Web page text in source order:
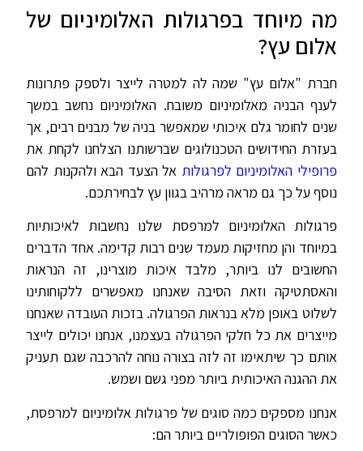
מה מיוחד בפרגולות האלומיניום של
אלום עץ?
חברת "אלום עץ" שמה לה למטרה לייצר ולספק פתרונות
לענף הבניה מאלומיניום משובח. האלומיניום נחשב במשך
שנים לחומר גלם איכותי שמאפשר בניה של מבנים רבים, אך
בעזרת החידושים הטכנולוגים שברשותנו הצלחנו לקחת את
פרופילי האלומיניום לפרגולות אל הצעד הבא ולהקנות להם
נוסף על כך גם מראה מרהיב בגוון עץ לבחירתכם.
פרגולות האלומיניום למרפסת שלנו נחשבות לאיכותיות
במיוחד והן מחזיקות מעמד שנים רבות קדימה. אחד הדברים
החשובים לנו ביותר, מלבד איכות מוצרינו, זה הנראות
והאסתטיקה וזאת הסיבה שאנחנו מאפשרים ללקוחותינו
לשלוט באופן מלא בנראות הפרגולה. בזכות העובדה שאנחנו
מייצרים את כל חלקי הפרגולה בעצמנו, אנחנו יכולים לייצר
אותם כך שיתאימו זה לזה בצורה נוחה להרכבה שגם תעניק
את ההגנה האיכותית ביותר מפני גשם ושמש.
אנחנו מספקים כמה סוגים של פרגולות אלומיניום למרפסת,
כאשר הסוגים הפופולריים ביותר הם: